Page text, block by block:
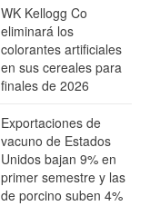
WK Kellogg Co
eliminará los
colorantes artificiales
en sus cereales para
finales de 2026
Exportaciones de
vacuno de Estados
Unidos bajan 9% en
primer semestre y las
de porcino suben 4%